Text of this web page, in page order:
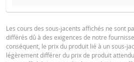
DATE
RÉINITIALISATION
5 août
BROCHURE
Français
Les cours des sous-jacents affichés ne sont
différés dû à des exigences de notre
conséquent, le prix du produit lié à un sous-
légèrement différer du prix de produit